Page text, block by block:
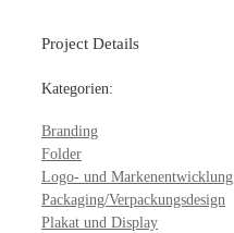
Project Details
Kategorien:
Branding
Folder
Logo- und Markenentwicklung
Packaging/Verpackungsdesign
Plakat und Display